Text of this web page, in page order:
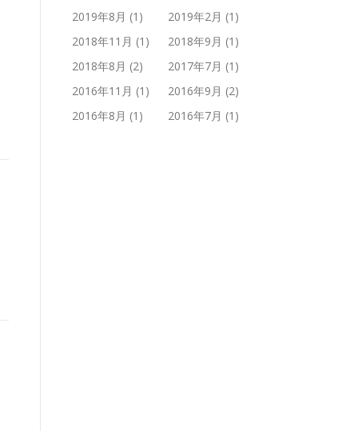
2019年8月 (1) 2019年2月 (1)
2018年11月 (1) 2018年9月 (1)
2018年8月 (2) 2017年7月 (1)
2016年11月 (1) 2016年9月 (2)
2016年8月 (1) 2016年7月 (1)